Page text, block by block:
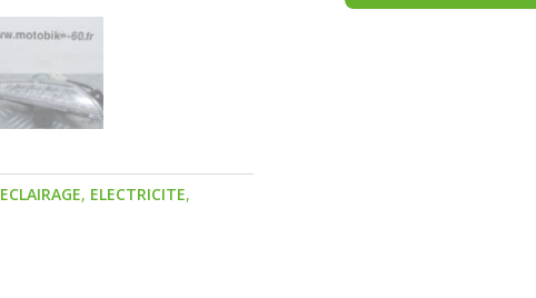
ECLAIRAGE, ELECTRICITE,